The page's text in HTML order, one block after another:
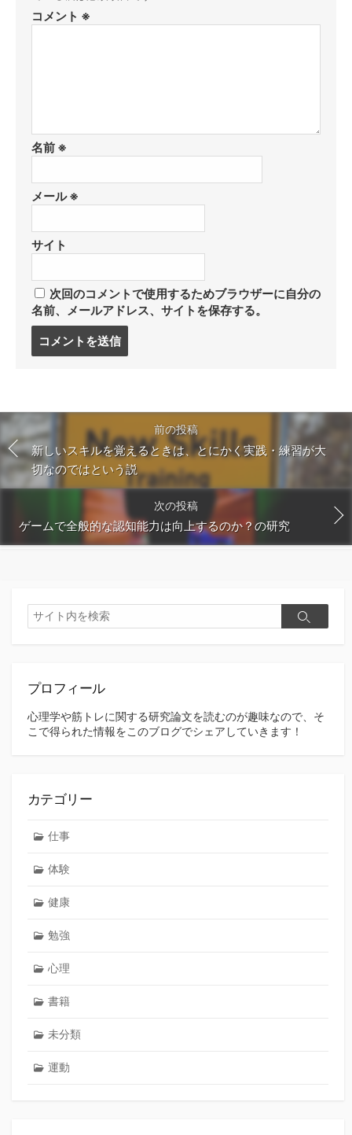
コメント ※
名前 ※
メール※
サイト
次回のコメントで使用するためブラウザーに自分の
名前、メールアドレス、サイトを保存する。
る
前の投稿
新しいスキルを覚えるときは、とにかく実践・練習が大
切なのではという説
次の投稿
ゲームで全般的な認知能力は向上するのか？の研究
検
索
検
プロフィール
心理学や筋トレに関する研究論文を読むのが趣味なので、そ
こで得られた情報をこのブログでシェアしていきます！
カテゴリー
仕事
体験
健康
勉強
心理
書籍
未分類
運動